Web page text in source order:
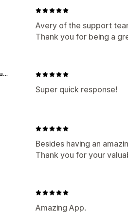
Avery of the support
Thank you for being a
Super quick response!
Michel Germain Parfums Ltd.
Besides having an
Thank you for your
Amazing App.